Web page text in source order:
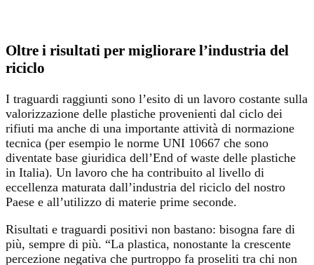
Oltre i risultati per migliorare l’industria del
riciclo
I traguardi raggiunti sono l’esito di un lavoro costante sulla
valorizzazione delle plastiche provenienti dal ciclo dei
rifiuti ma anche di una importante attività di normazione
tecnica (per esempio le norme UNI 10667 che sono
diventate base giuridica dell’End of waste delle plastiche
in Italia). Un lavoro che ha contribuito al livello di
eccellenza maturata dall’industria del riciclo del nostro
Paese e all’utilizzo di materie prime seconde.
Risultati e traguardi positivi non bastano: bisogna fare di
più, sempre di più. “La plastica, nonostante la crescente
percezione negativa che purtroppo fa proseliti tra chi non